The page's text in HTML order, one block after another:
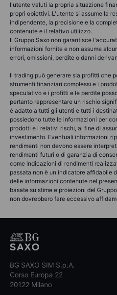
l'utente valuti la propria situazione
propri obiettivi. L'utente si assume la
indipendente, la precisione e la
contenute e il relativo utilizzo.
Il Gruppo Saxo non garantisce
informazioni fornite e non assume
errori, omissioni, perdite o danni
Il trading può generare sia profitti che
strumenti finanziari complessi e i
speculativo e i profitti e le perdite
pertanto rappresentare un rischio
è adatto a tutti gli utenti e tutti i
possiedono tutte le informazioni per
prodotti e i relativi rischi, al fine di
investimento. Eventuali informazioni
rendimenti non devono essere
rendimenti futuri o di garanzia di
come indicazioni di rendimenti
passata non è un indicatore affidabile
delle informazioni contenute nel
basate su stime e proiezioni del
non dovrebbero fare eccessivo
BG SAXO SIM S.p.A.
Corso Europa 22
20122 Milano